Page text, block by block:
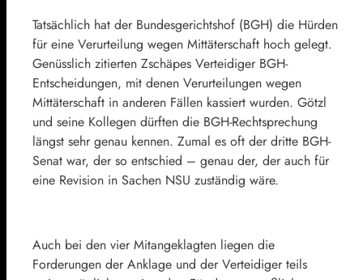
Tatsächlich hat der Bundesgerichtshof (BGH) die Hürden
für eine Verurteilung wegen Mittäterschaft hoch gelegt.
Genüsslich zitierten Zschäpes Verteidiger BGH-
Entscheidungen, mit denen Verurteilungen wegen
Mittäterschaft in anderen Fällen kassiert wurden. Götzl
und seine Kollegen dürften die BGH-Rechtsprechung
längst sehr genau kennen. Zumal es oft der dritte BGH-
Senat war, der so entschied – genau der, der auch für
eine Revision in Sachen NSU zuständig wäre.
Auch bei den vier Mitangeklagten liegen die
Forderungen der Anklage und der Verteidiger teils